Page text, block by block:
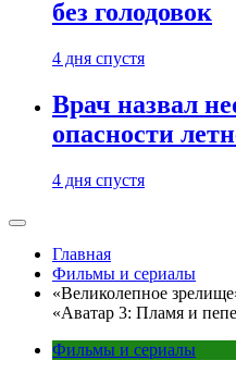
без голодовок
4 дня спустя
Врач назвал
опасности
4 дня спустя
Главная
Фильмы и сериалы
«Великолепное
«Аватар 3: Пламя и
Фильмы и сериалы